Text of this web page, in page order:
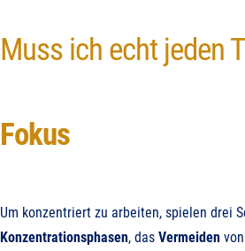
Muss ich echt jeden
Fokus
Um konzentriert zu arbeiten, spielen drei
Konzentrationsphasen, das Vermeiden von